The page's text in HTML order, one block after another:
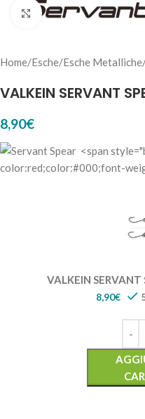
Click to enlarge
Home Esche Esche Metalliche
VALKEIN SERVANT
8,90€
VALKEIN
8,90€